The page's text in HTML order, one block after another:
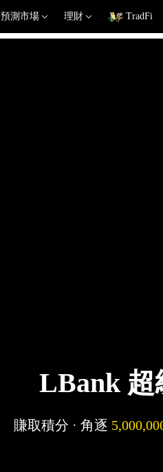
預測市場 理財 TradFi
LBank 超
賺取積分 · 角逐